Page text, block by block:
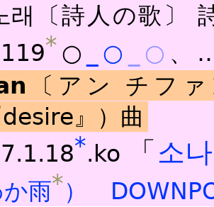
래〔詩人の歌〕
* ○ _○ _○ 、
〔アン チフ
desire』）曲
*.ko 「 소
雨*）